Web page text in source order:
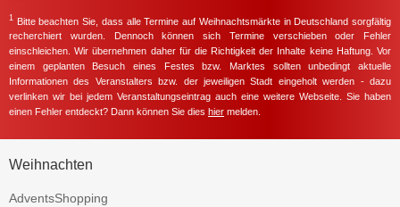
1
Bitte beachten Sie, dass alle Termine auf Weihnachtsmärkte in Deutschland sorgfältig
recherchiert wurden. Dennoch können sich Termine verschieben oder Fehler
einschleichen. Wir übernehmen daher für die Richtigkeit der Inhalte keine Haftung. Vor
einem geplanten Besuch eines Festes bzw. Marktes sollten unbedingt aktuelle
Informationen des Veranstalters bzw. der jeweiligen Stadt eingeholt werden - dazu
verlinken wir bei jedem Veranstaltungseintrag auch eine weitere Webseite. Sie haben
einen Fehler entdeckt? Dann können Sie dies hier melden.
Weihnachten
AdventsShopping